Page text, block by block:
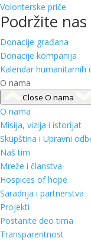
Volonterske priče
Podržite nas
Donacije građana
Donacije kompanija
Kalendar humanitarnih
O nama
Close O nama
O nama
Misija, vizija i istorijat
Skupština i Upravni
Naš tim
Mreže i članstva
Hospices of hope
Saradnja i partnerstva
Projekti
Postanite deo tima
Transparentnost